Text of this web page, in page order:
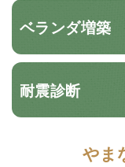
ベランダ増築
耐震診断
やま